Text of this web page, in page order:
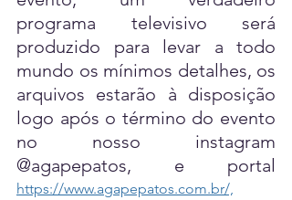
programa televisivo será
produzido para levar a todo
mundo os mínimos detalhes, os
arquivos estarão à disposição
logo após o término do evento
no nosso instagram
https://www.agapepatos.com.br/,